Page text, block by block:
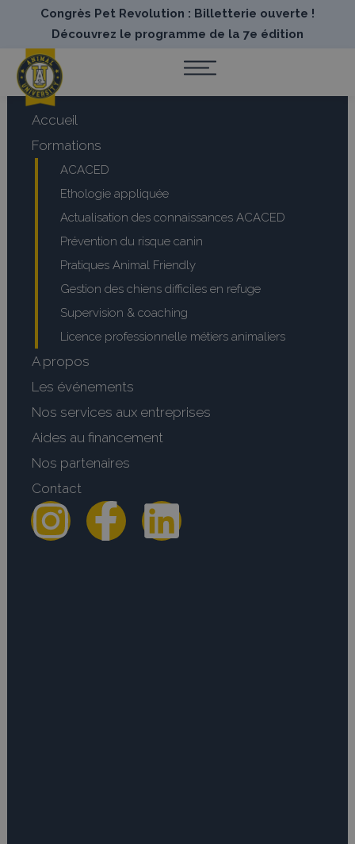
Congrès Pet Revolution : Billetterie ouverte !
Découvrez le programme de la 7e édition
Accueil
Formations
ACACED
Ethologie appliquée
Actualisation des connaissances ACACED
Prévention du risque canin
Pratiques Animal Friendly
Gestion des chiens difficiles en refuge
Supervision & coaching
Licence professionnelle métiers animaliers
A propos
Les événements
Nos services aux entreprises
Aides au financement
Nos partenaires
Contact